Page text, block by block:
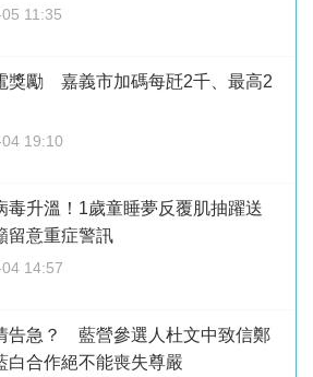
11:35
獎勵 嘉義市加碼每瓩2千、最高2
19:10
毒升溫！1歲童睡夢反覆肌抽躍送
意重症警訊
14:57
告急？ 藍營參選人杜文中致信鄭
白合作絕不能喪失尊嚴